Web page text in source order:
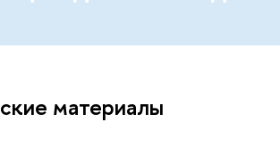
материалы